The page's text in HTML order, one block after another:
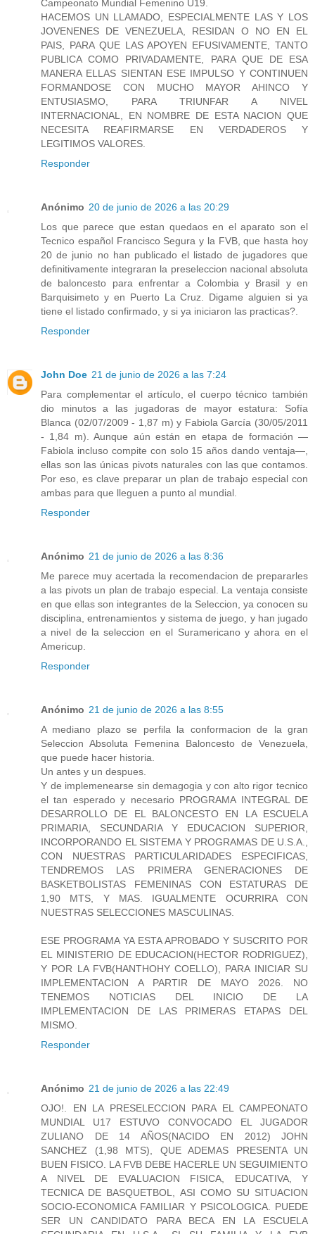
Campeonato Mundial Femenino U19.
HACEMOS UN LLAMADO, ESPECIALMENTE LAS Y LOS
JOVENENES DE VENEZUELA, RESIDAN O NO EN EL
PAIS, PARA QUE LAS APOYEN EFUSIVAMENTE, TANTO
PUBLICA COMO PRIVADAMENTE, PARA QUE DE ESA
MANERA ELLAS SIENTAN ESE IMPULSO Y CONTINUEN
FORMANDOSE CON MUCHO MAYOR AHINCO Y
ENTUSIASMO, PARA TRIUNFAR A NIVEL
INTERNACIONAL, EN NOMBRE DE ESTA NACION QUE
NECESITA REAFIRMARSE EN VERDADEROS Y
LEGITIMOS VALORES.
Responder
Anónimo 20 de junio de 2026 a las 20:29
Los que parece que estan quedaos en el aparato son el
Tecnico español Francisco Segura y la FVB, que hasta hoy
20 de junio no han publicado el listado de jugadores que
definitivamente integraran la preseleccion nacional absoluta
de baloncesto para enfrentar a Colombia y Brasil y en
Barquisimeto y en Puerto La Cruz. Digame alguien si ya
tiene el listado confirmado, y si ya iniciaron las practicas?.
Responder
John Doe 21 de junio de 2026 a las 7:24
Para complementar el artículo, el cuerpo técnico también
dio minutos a las jugadoras de mayor estatura: Sofía
Blanca (02/07/2009 - 1,87 m) y Fabiola García (30/05/2011
- 1,84 m). Aunque aún están en etapa de formación —
Fabiola incluso compite con solo 15 años dando ventaja—,
ellas son las únicas pivots naturales con las que contamos.
Por eso, es clave preparar un plan de trabajo especial con
ambas para que lleguen a punto al mundial.
Responder
Anónimo 21 de junio de 2026 a las 8:36
Me parece muy acertada la recomendacion de prepararles
a las pivots un plan de trabajo especial. La ventaja consiste
en que ellas son integrantes de la Seleccion, ya conocen su
disciplina, entrenamientos y sistema de juego, y han jugado
a nivel de la seleccion en el Suramericano y ahora en el
Americup.
Responder
Anónimo 21 de junio de 2026 a las 8:55
A mediano plazo se perfila la conformacion de la gran
Seleccion Absoluta Femenina Baloncesto de Venezuela,
que puede hacer historia.
Un antes y un despues.
Y de implemenearse sin demagogia y con alto rigor tecnico
el tan esperado y necesario PROGRAMA INTEGRAL DE
DESARROLLO DE EL BALONCESTO EN LA ESCUELA
PRIMARIA, SECUNDARIA Y EDUCACION SUPERIOR,
INCORPORANDO EL SISTEMA Y PROGRAMAS DE U.S.A.,
CON NUESTRAS PARTICULARIDADES ESPECIFICAS,
TENDREMOS LAS PRIMERA GENERACIONES DE
BASKETBOLISTAS FEMENINAS CON ESTATURAS DE
1,90 MTS, Y MAS. IGUALMENTE OCURRIRA CON
NUESTRAS SELECCIONES MASCULINAS.
ESE PROGRAMA YA ESTA APROBADO Y SUSCRITO POR
EL MINISTERIO DE EDUCACION(HECTOR RODRIGUEZ),
Y POR LA FVB(HANTHOHY COELLO), PARA INICIAR SU
IMPLEMENTACION A PARTIR DE MAYO 2026. NO
TENEMOS NOTICIAS DEL INICIO DE LA
IMPLEMENTACION DE LAS PRIMERAS ETAPAS DEL
MISMO.
Responder
Anónimo 21 de junio de 2026 a las 22:49
OJO!. EN LA PRESELECCION PARA EL CAMPEONATO
MUNDIAL U17 ESTUVO CONVOCADO EL JUGADOR
ZULIANO DE 14 AÑOS(NACIDO EN 2012) JOHN
SANCHEZ (1,98 MTS), QUE ADEMAS PRESENTA UN
BUEN FISICO. LA FVB DEBE HACERLE UN SEGUIMIENTO
A NIVEL DE EVALUACION FISICA, EDUCATIVA, Y
TECNICA DE BASQUETBOL, ASI COMO SU SITUACION
SOCIO-ECONOMICA FAMILIAR Y PSICOLOGICA. PUEDE
SER UN CANDIDATO PARA BECA EN LA ESCUELA